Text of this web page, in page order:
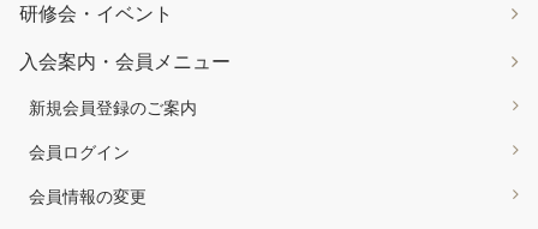
研修会・イベント
入会案内・会員メニュー
新規会員登録のご案内
会員ログイン
会員情報の変更